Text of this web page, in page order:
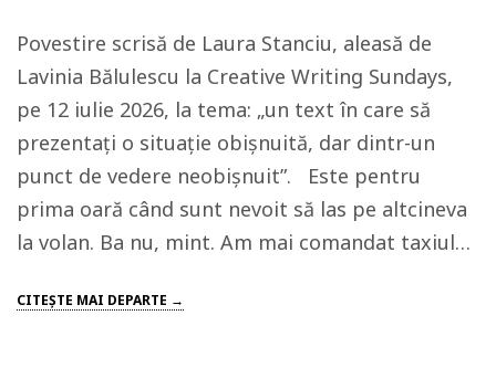
Povestire scrisă de Laura Stanciu, aleasă de
Lavinia Bălulescu la Creative Writing Sundays,
pe 12 iulie 2026, la tema: „un text în care să
prezentați o situație obișnuită, dar dintr-un
punct de vedere neobișnuit”. Este pentru
prima oară când sunt nevoit să las pe altcineva
la volan. Ba nu, mint. Am mai comandat taxiul…
CITEŞTE MAI DEPARTE →